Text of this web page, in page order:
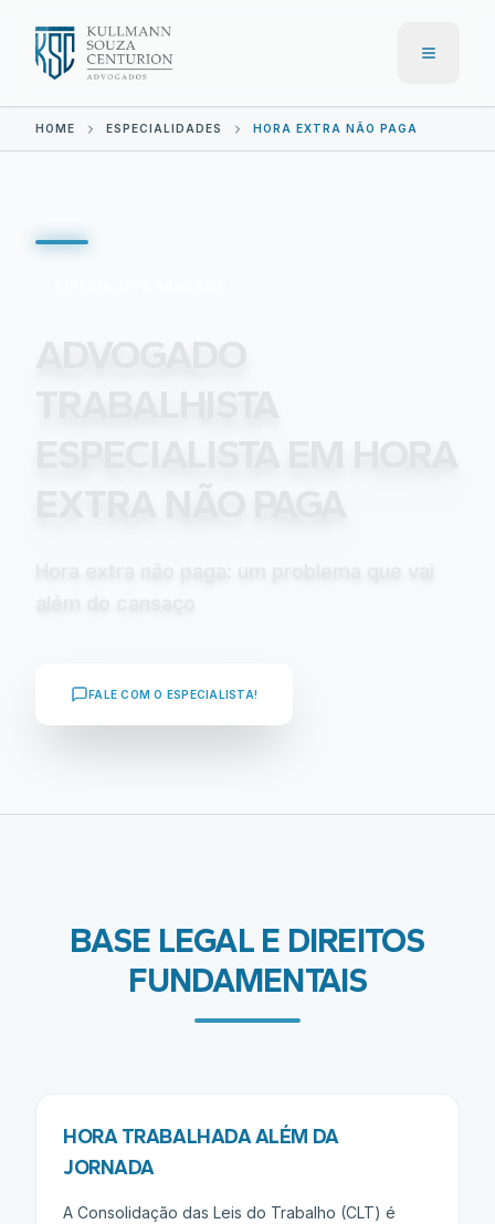
Menu
HOME ESPECIALIDADES HORA EXTRA NÃO PAGA
ADVOGADO
TRABALHISTA
ESPECIALISTA EM HORA
FALE COM O ESPECIALISTA!
BASE LEGAL E DIREITOS
FUNDAMENTAIS
HORA TRABALHADA ALÉM DA
JORNADA
A Consolidação das Leis do Trabalho (CLT) é